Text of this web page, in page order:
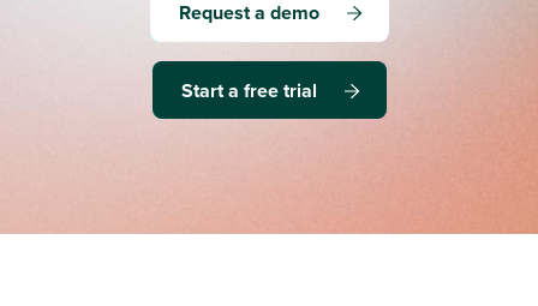
Request a demo
Start a free trial